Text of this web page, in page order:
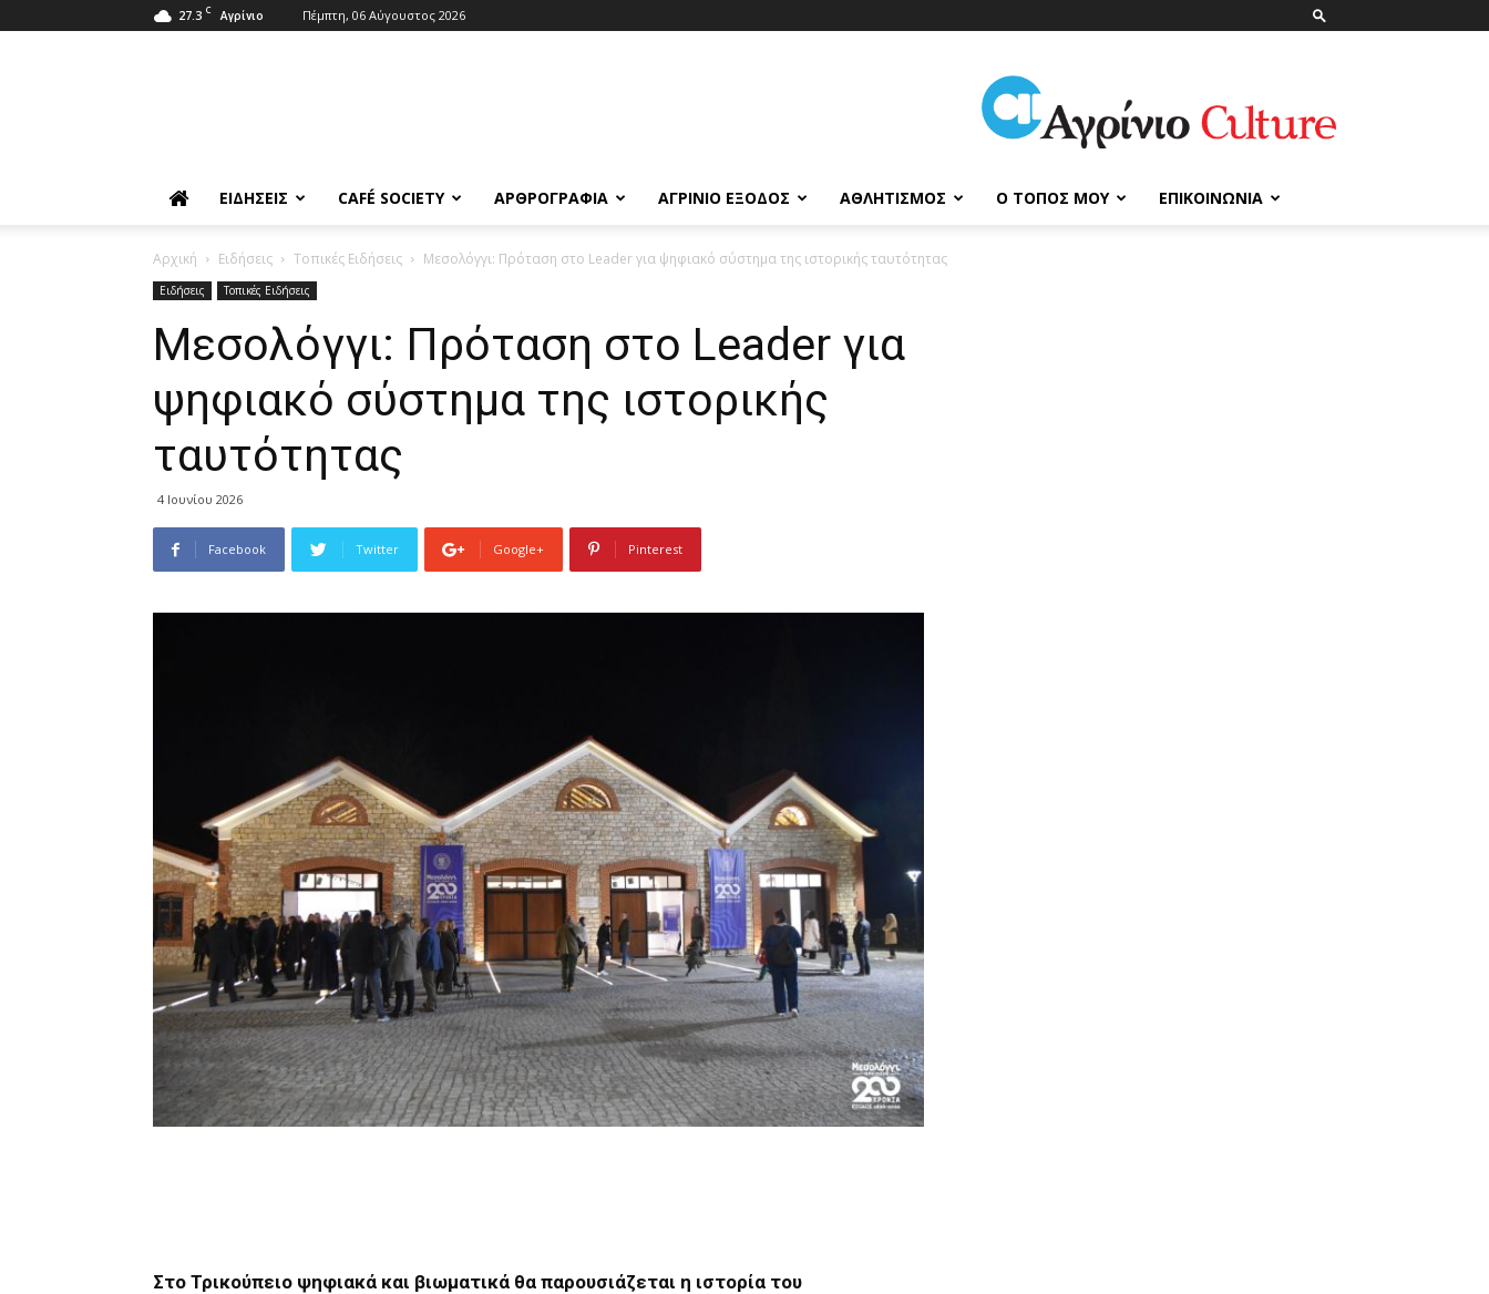
27.3 C Αγρίνιο Πέμπτη, 06 Αύγουστος 2026
ΑγρίνιοCulture
ΕΙΔΉΣΕΙΣ CAFÉ SOCIETY ΑΡΘΡΟΓΡΑΦΊΑ ΑΓΡΊΝΙΟ ΈΞΟΔΟΣ ΑΘΛΗΤΙΣΜΌΣ Ο ΤΌΠΟΣ ΜΟΥ ΕΠΙΚΟΙΝΩΝΊΑ
Αρχική Ειδήσεις Τοπικές Ειδήσεις Mεσολόγγι: Πρόταση στο Leader για ψηφιακό σύστημα της ιστορικής ταυτότητας
Ειδήσεις Τοπικές Ειδήσεις
Mεσολόγγι: Πρόταση στο Leader για
ψηφιακό σύστημα της ιστορικής
ταυτότητας
4 Ιουνίου 2026
Facebook Twitter Google+ Pinterest
Στο Τρικούπειο ψηφιακά και βιωματικά θα παρουσιάζεται η ιστορία του